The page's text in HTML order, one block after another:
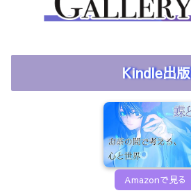
Kindle出版
Amazonで見る